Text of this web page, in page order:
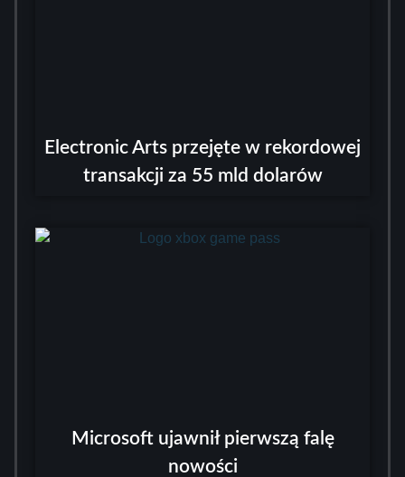
Electronic Arts przejęte w rekordowej
transakcji za 55 mld dolarów
Microsoft ujawnił pierwszą falę
nowości